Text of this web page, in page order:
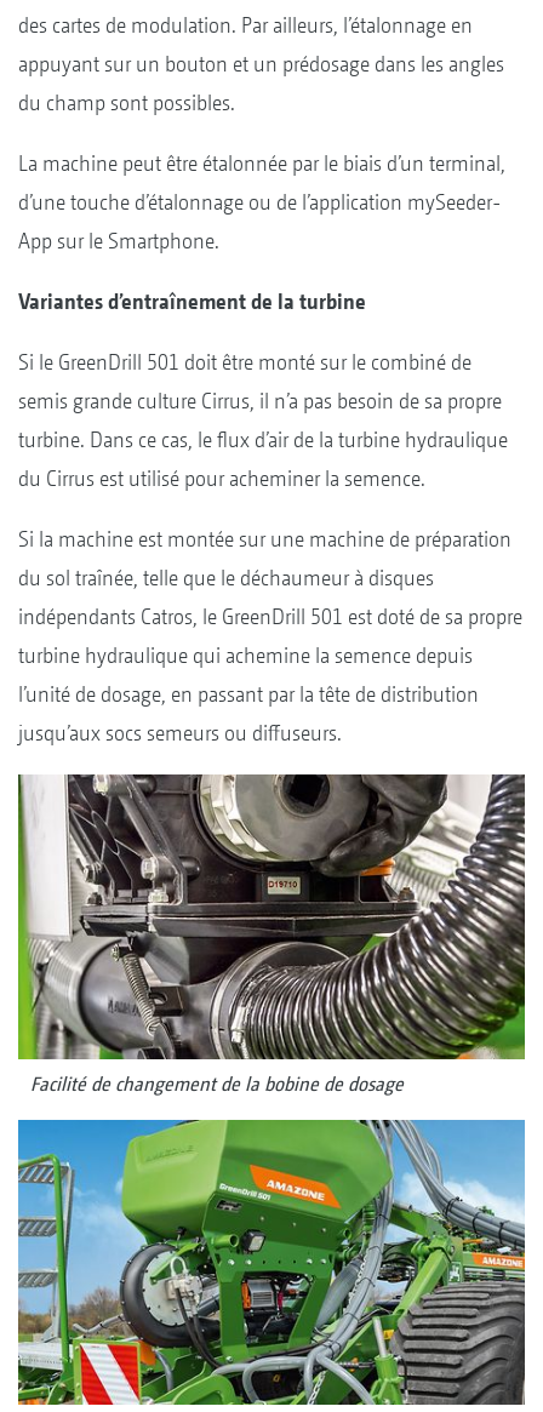
des cartes de modulation. Par ailleurs, l’étalonnage en
appuyant sur un bouton et un prédosage dans les angles
du champ sont possibles.
La machine peut être étalonnée par le biais d’un terminal,
d’une touche d’étalonnage ou de l’application mySeeder-
App sur le Smartphone.
Variantes d’entraînement de la turbine
Si le GreenDrill 501 doit être monté sur le combiné de
semis grande culture Cirrus, il n’a pas besoin de sa propre
turbine. Dans ce cas, le flux d’air de la turbine hydraulique
du Cirrus est utilisé pour acheminer la semence.
Si la machine est montée sur une machine de préparation
du sol traînée, telle que le déchaumeur à disques
indépendants Catros, le GreenDrill 501 est doté de sa propre
turbine hydraulique qui achemine la semence depuis
l’unité de dosage, en passant par la tête de distribution
jusqu’aux socs semeurs ou diffuseurs.
Facilité de changement de la bobine de dosage